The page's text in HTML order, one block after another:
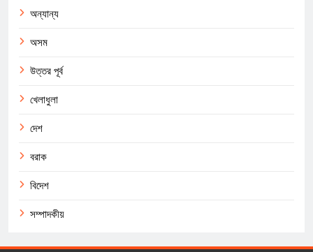
অন্যান্য
অসম
উত্তর পূর্ব
খেলাধুলা
দেশ
বরাক
বিদেশ
সম্পাদকীয়